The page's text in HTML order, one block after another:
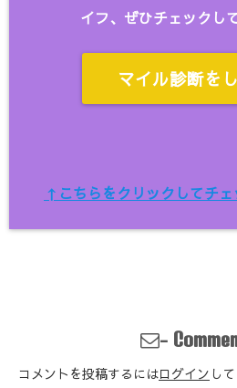
イフ、ぜひチェックし
マイル診断を
↑こちらをクリックしてチ
-
コメントを投稿するにはログイン し